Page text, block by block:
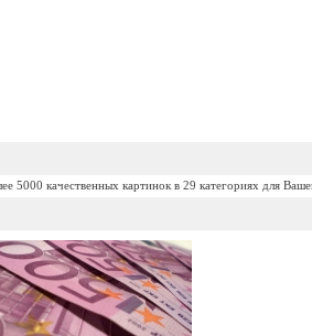
5000 качественных картинок в 29 категориях для